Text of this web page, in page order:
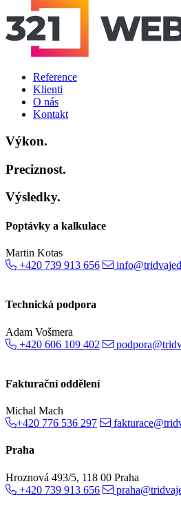
Reference
Klienti
O nás
Kontakt
Výkon.
Preciznost.
Výsledky.
Poptávky a kalkulace
Martin Kotas
+420 739 913 656
Technická podpora
Adam Vošmera
+420 606 109 402
Fakturační oddělení
Michal Mach
+420 776 536 297
Praha
Hroznová 493/5, 118 00 Praha
+420 739 913 656